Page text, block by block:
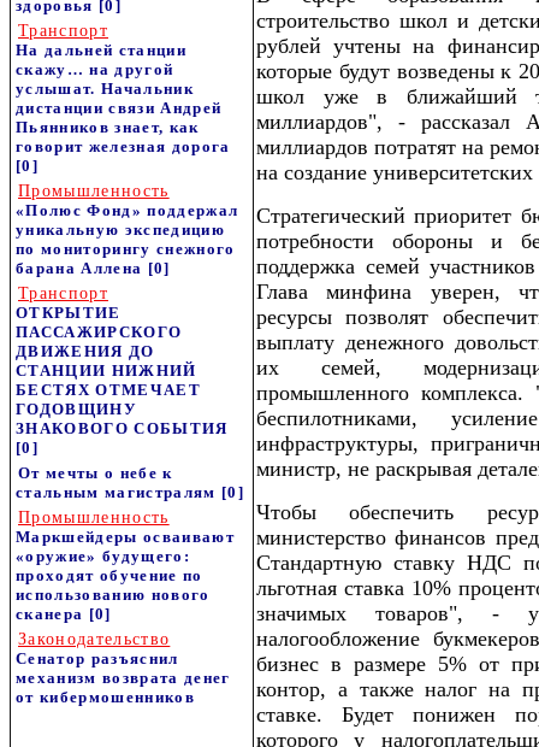
здоровья [0]
Транспорт
На дальней станции
скажу… на другой
услышат. Начальник
дистанции связи Андрей
Пьянников знает, как
говорит железная дорога
[0]
Промышленность
«Полюс Фонд» поддержал
уникальную экспедицию
по мониторингу снежного
барана Аллена [0]
Транспорт
ОТКРЫТИЕ
ПАССАЖИРСКОГО
ДВИЖЕНИЯ ДО
СТАНЦИИ НИЖНИЙ
БЕСТЯХ ОТМЕЧАЕТ
ГОДОВЩИНУ
ЗНАКОВОГО СОБЫТИЯ
[0]
От мечты о небе к
стальным магистралям [0]
Промышленность
Маркшейдеры осваивают
«оружие» будущего:
проходят обучение по
использованию нового
сканера [0]
Законодательство
Сенатор разъяснил
механизм возврата денег
от кибермошенников
строительство школ и
рублей учтены на
которые будут возведены к
школ уже в ближайший
миллиардов", -
миллиардов потратят на
на создание
Стратегический приоритет
потребности обороны и
поддержка семей
Глава минфина уверен,
ресурсы позволят
выплату денежного
их семей,
промышленного комплекса.
беспилотниками,
инфраструктуры,
министр, не раскрывая
Чтобы обеспечить
министерство финансов
Стандартную ставку НДС
льготная ставка 10%
значимых товаров", -
налогообложение
бизнес в размере 5% от
контор, а также налог на
ставке. Будет понижен
которого у